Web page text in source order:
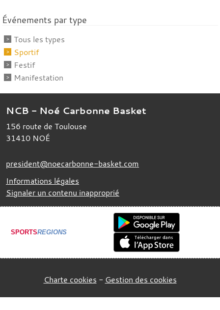
Événements par type
Tous les types
Sportif
Festif
Manifestation
NCB - Noé Carbonne Basket
156 route de Toulouse
31410 NOÉ
president@noecarbonne-basket.com
Informations légales
Signaler un contenu inapproprié
SPORTSREGIONS
Charte cookies Gestion des cookies